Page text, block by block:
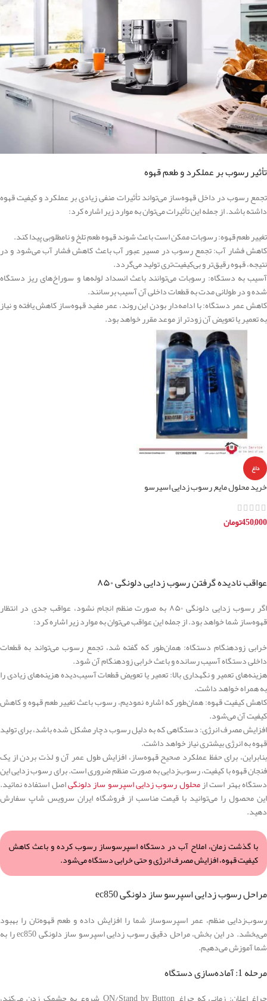
تأثیر رسوب بر عملکرد و طعم قهوه
تجمع رسوب در داخل قهوه‌ساز می‌تواند تأثیرات منفی زیادی بر عملکرد و کیفیت قهوه
داشته باشد. از جمله این تأثیرات می‌توان به موارد زیر اشاره کرد:
تغییر طعم قهوه: رسوبات ممکن است باعث شوند قهوه طعم تلخ و نامطلوبی پیدا کند.
کاهش فشار آب: تجمع رسوب در مسیر عبور آب باعث کاهش فشار آب می‌شود و در
نتیجه، قهوه رقیق‌تر و بی‌کیفیت‌تری تولید می‌‌گردد.
آسیب به دستگاه: رسوبات می‌توانند باعث انسداد لوله‌ها و سوراخ‌های ریز دستگاه
شده و در طولانی مدت به قطعات داخلی آن آسیب برسانند.
کاهش عمر دستگاه: با ادامه‌دار بودن این روند، عمر مفید قهوه‌ساز کاهش یافته و نیاز
به تعمیر یا تعویض آن زودتر از موعد مقرر خواهد بود.
داغ
خرید محلول مایع رسوب زدایی اسپرسو
ساز خانگی یونیورسال
450,000تومان
عواقب نادیده گرفتن رسوب ‌زدایی دلونگی ۸۵۰
اگر رسوب ‌زدایی دلونگی ۸۵۰ به صورت منظم انجام نشود، عواقب جدی در انتظار
قهوه‌ساز شما خواهد بود. از جمله این عواقب می‌توان به موارد زیر اشاره کرد:
خرابی زودهنگام دستگاه: همان‌طور که گفته شد، تجمع رسوب می‌تواند به قطعات
داخلی دستگاه آسیب رسانده و باعث خرابی زودهنگام آن شود.
هزینه‌های تعمیر و نگهداری بالا: تعمیر یا تعویض قطعات آسیب‌دیده هزینه‌های زیادی را
به همراه خواهد داشت.
کاهش کیفیت قهوه: همان‌طور که اشاره نمودیم، رسوب باعث تغییر طعم قهوه و کاهش
کیفیت آن می‌شود.
افزایش مصرف انرژی: دستگاهی که به دلیل رسوب دچار مشکل شده باشد، برای تولید
قهوه به انرژی بیشتری نیاز خواهد داشت.
بنابراین، برای حفظ عملکرد صحیح قهوه‌ساز، افزایش طول عمر آن و لذت بردن از یک
فنجان قهوه با کیفیت، رسوب‌زدایی به صورت منظم ضروری است. برای رسوب زدایی این
دستگاه بهتر است ازمحلول رسوب زدایی اسپرسو ساز دلونگیاصل استفاده نمائید.
این محصول را می‌توانید با قیمت مناسب از فروشگاه ایران سرویس شاپ سفارش
دهید.
با گذشت زمان، املاح آب در دستگاه اسپرسوساز رسوب کرده و باعث کاهش
کیفیت قهوه، افزایش مصرف انرژی و حتی خرابی دستگاه می‌شود.
مراحل رسوب‌ زدایی اسپرسو ساز دلونگی ec850
رسوب‌زدایی منظم، عمر اسپرسوساز شما را افزایش داده و طعم قهوه‌تان را بهبود
می‌بخشد. در این بخش، مراحل دقیق رسوب‌ زدایی اسپرسو ساز دلونگی ec850 را به
شما آموزش می‌دهیم.
مرحله 1: آماده‌سازی دستگاه